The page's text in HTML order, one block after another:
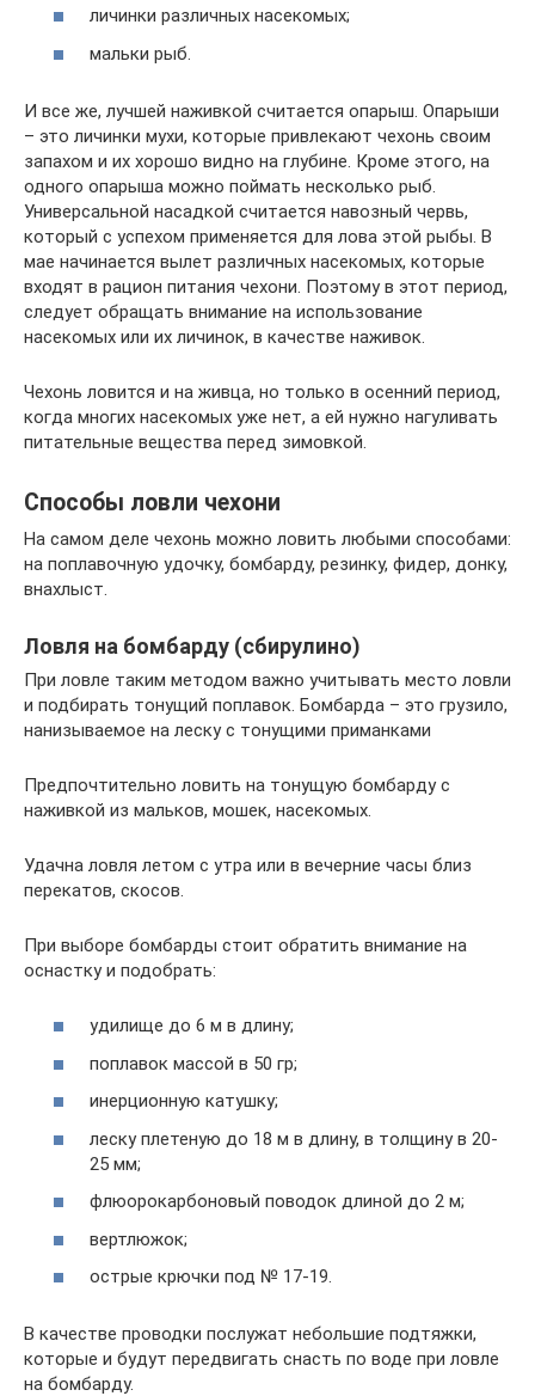
личинки различных насекомых;
мальки рыб.
И все же, лучшей наживкой считается опарыш. Опарыши
– это личинки мухи, которые привлекают чехонь своим
запахом и их хорошо видно на глубине. Кроме этого, на
одного опарыша можно поймать несколько рыб.
Универсальной насадкой считается навозный червь,
который с успехом применяется для лова этой рыбы. В
мае начинается вылет различных насекомых, которые
входят в рацион питания чехони. Поэтому в этот период,
следует обращать внимание на использование
насекомых или их личинок, в качестве наживок.
Чехонь ловится и на живца, но только в осенний период,
когда многих насекомых уже нет, а ей нужно нагуливать
питательные вещества перед зимовкой.
Способы ловли чехони
На самом деле чехонь можно ловить любыми способами:
на поплавочную удочку, бомбарду, резинку, фидер, донку,
внахлыст.
Ловля на бомбарду (сбирулино)
При ловле таким методом важно учитывать место ловли
и подбирать тонущий поплавок. Бомбарда – это грузило,
нанизываемое на леску с тонущими приманками
Предпочтительно ловить на тонущую бомбарду с
наживкой из мальков, мошек, насекомых.
Удачна ловля летом с утра или в вечерние часы близ
перекатов, скосов.
При выборе бомбарды стоит обратить внимание на
оснастку и подобрать:
удилище до 6 м в длину;
поплавок массой в 50 гр;
инерционную катушку;
леску плетеную до 18 м в длину, в толщину в 20-
25 мм;
флюорокарбоновый поводок длиной до 2 м;
вертлюжок;
острые крючки под № 17-19.
В качестве проводки послужат небольшие подтяжки,
которые и будут передвигать снасть по воде при ловле
на бомбарду.